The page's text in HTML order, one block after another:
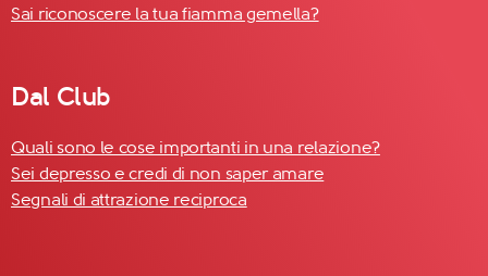
Sai riconoscere la tua fiamma gemella?
Dal Club
Quali sono le cose importanti in una relazione?
Sei depresso e credi di non saper amare
Segnali di attrazione reciproca